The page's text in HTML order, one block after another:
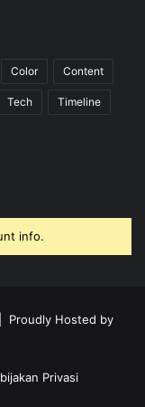
Color Content
Tech Timeline
info.
Proudly Hosted by
Privasi